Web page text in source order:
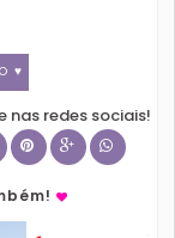
♥
nas redes sociais!